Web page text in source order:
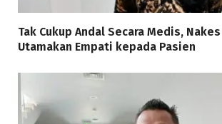
Tak Cukup Andal Secara Medis,
Utamakan Empati kepada Pasien